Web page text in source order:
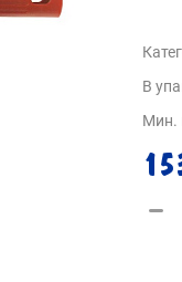
В
Мин.